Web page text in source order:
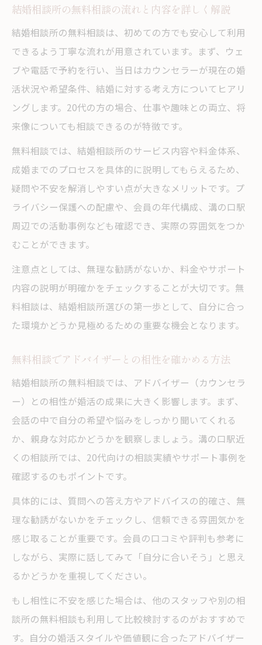
結婚相談所の無料相談の流れと内容を詳しく解説
結婚相談所の無料相談は、初めての方でも安心して利用
できるよう丁寧な流れが用意されています。まず、ウェ
ブや電話で予約を行い、当日はカウンセラーが現在の婚
活状況や希望条件、結婚に対する考え方についてヒアリ
ングします。20代の方の場合、仕事や趣味との両立、将
来像についても相談できるのが特徴です。
無料相談では、結婚相談所のサービス内容や料金体系、
成婚までのプロセスを具体的に説明してもらえるため、
疑問や不安を解消しやすい点が大きなメリットです。プ
ライバシー保護への配慮や、会員の年代構成、溝の口駅
周辺での活動事例なども確認でき、実際の雰囲気をつか
むことができます。
注意点としては、無理な勧誘がないか、料金やサポート
内容の説明が明確かをチェックすることが大切です。無
料相談は、結婚相談所選びの第一歩として、自分に合っ
た環境かどうか見極めるための重要な機会となります。
無料相談でアドバイザーとの相性を確かめる方法
結婚相談所の無料相談では、アドバイザー（カウンセラ
ー）との相性が婚活の成果に大きく影響します。まず、
会話の中で自分の希望や悩みをしっかり聞いてくれる
か、親身な対応かどうかを観察しましょう。溝の口駅近
くの相談所では、20代向けの相談実績やサポート事例を
確認するのもポイントです。
具体的には、質問への答え方やアドバイスの的確さ、無
理な勧誘がないかをチェックし、信頼できる雰囲気かを
感じ取ることが重要です。会員の口コミや評判も参考に
しながら、実際に話してみて「自分に合いそう」と思え
るかどうかを重視してください。
もし相性に不安を感じた場合は、他のスタッフや別の相
談所の無料相談も利用して比較検討するのがおすすめで
す。自分の婚活スタイルや価値観に合ったアドバイザー